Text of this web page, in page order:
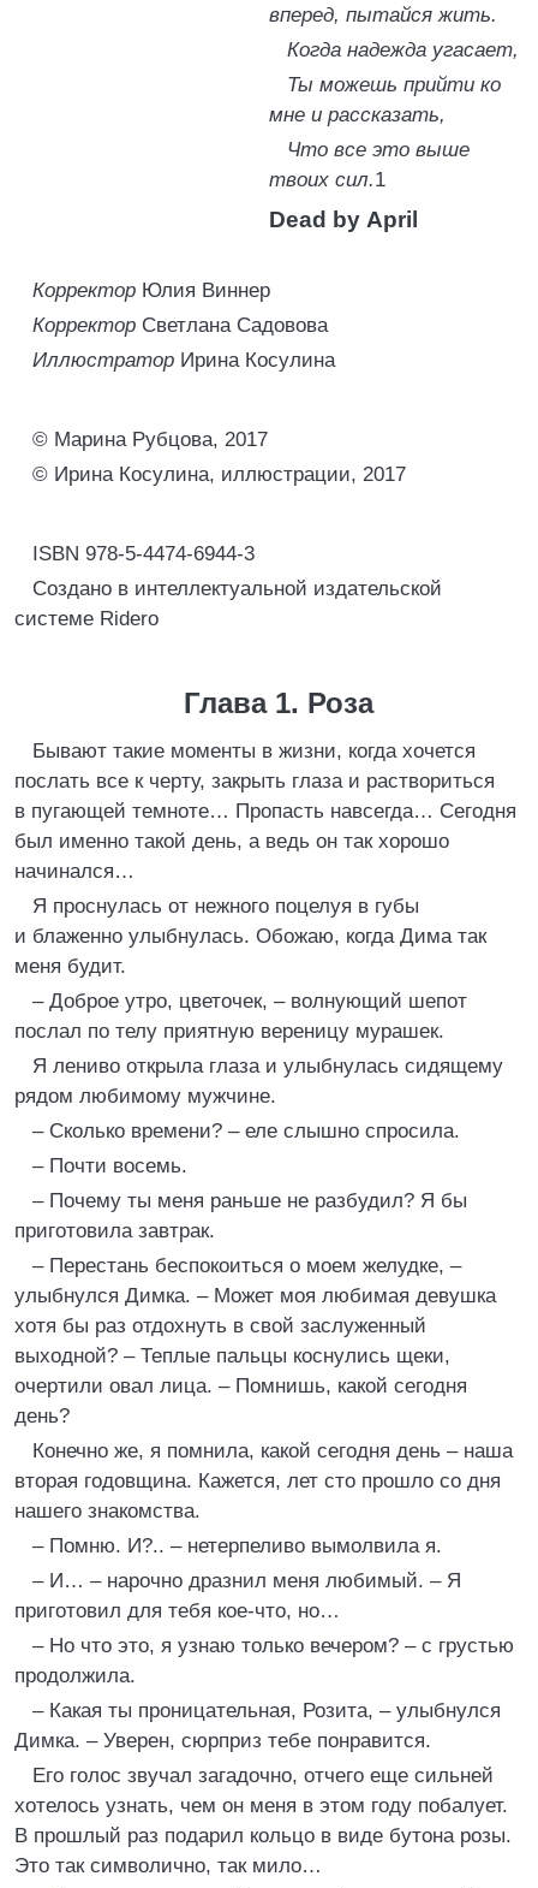
вперед, пытайся жить.
Когда надежда угасает,
Ты можешь прийти ко
мне и рассказать,
Что все это выше
твоих сил.1
Dead by April
Корректор Юлия Виннер
Корректор Светлана Садовова
Иллюстратор Ирина Косулина
© Марина Рубцова, 2017
© Ирина Косулина, иллюстрации, 2017
ISBN 978-5-4474-6944-3
Создано в интеллектуальной издательской
системе Ridero
Глава 1. Роза
Бывают такие моменты в жизни, когда хочется
послать все к черту, закрыть глаза и раствориться
в пугающей темноте… Пропасть навсегда… Сегодня
был именно такой день, а ведь он так хорошо
начинался…
Я проснулась от нежного поцелуя в губы
и блаженно улыбнулась. Обожаю, когда Дима так
меня будит.
– Доброе утро, цветочек, – волнующий шепот
послал по телу приятную вереницу мурашек.
Я лениво открыла глаза и улыбнулась сидящему
рядом любимому мужчине.
– Сколько времени? – еле слышно спросила.
– Почти восемь.
– Почему ты меня раньше не разбудил? Я бы
приготовила завтрак.
– Перестань беспокоиться о моем желудке, –
улыбнулся Димка. – Может моя любимая девушка
хотя бы раз отдохнуть в свой заслуженный
выходной? – Теплые пальцы коснулись щеки,
очертили овал лица. – Помнишь, какой сегодня
день?
Конечно же, я помнила, какой сегодня день – наша
вторая годовщина. Кажется, лет сто прошло со дня
нашего знакомства.
– Помню. И?.. – нетерпеливо вымолвила я.
– И… – нарочно дразнил меня любимый. – Я
приготовил для тебя кое-что, но…
– Но что это, я узнаю только вечером? – с грустью
продолжила.
– Какая ты проницательная, Розита, – улыбнулся
Димка. – Уверен, сюрприз тебе понравится.
Его голос звучал загадочно, отчего еще сильней
хотелось узнать, чем он меня в этом году побалует.
В прошлый раз подарил кольцо в виде бутона розы.
Это так символично, так мило…